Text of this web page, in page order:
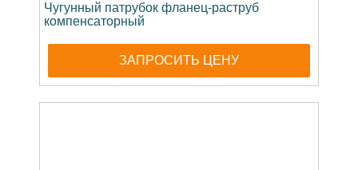
Чугунный патрубок фланец-раструб
компенсаторный
ЗАПРОСИТЬ ЦЕНУ